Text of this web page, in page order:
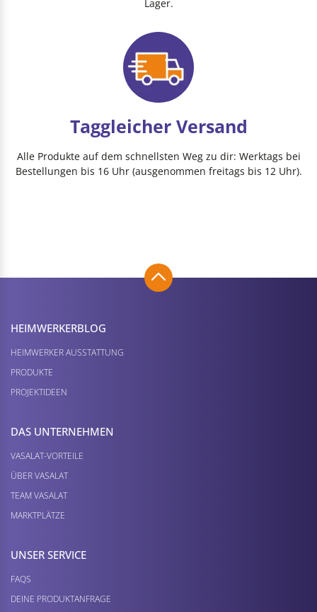
Lager.
Taggleicher Versand
Alle Produkte auf dem schnellsten Weg zu dir: Werktags bei
Bestellungen bis 16 Uhr (ausgenommen freitags bis 12 Uhr).
HEIMWERKER­BLOG
HEIMWERKER AUSSTATTUNG
PRODUKTE
PROJEKTIDEEN
DAS UNTERNEHMEN
VASALAT-VORTEILE
ÜBER VASALAT
TEAM VASALAT
MARKTPLÄTZE
UNSER SERVICE
FAQS
DEINE PRODUKTANFRAGE